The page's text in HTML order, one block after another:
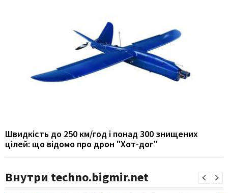
Швидкість до 250 км/год і понад 300 знищених
цілей: що відомо про дрон "Хот-дог"
Внутри techno.bigmir.net